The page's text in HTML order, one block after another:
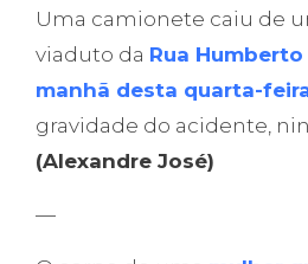
Uma camionete caiu de
viaduto da Rua
manhã desta quarta-
gravidade do acidente,
(Alexandre José)
—